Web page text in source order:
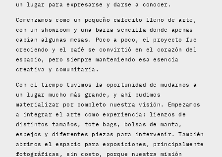
un lugar para expresarse y darse a conocer.
Comenzamos como un pequeño cafecito lleno de arte,
con un showroom y una barra sencilla donde apenas
cabían algunas mesas. Poco a poco, el proyecto fue
creciendo y el café se convirtió en el corazón del
espacio, pero siempre manteniendo esa esencia
creativa y comunitaria.
Con el tiempo tuvimos la oportunidad de mudarnos a
un lugar mucho más grande, y ahí pudimos
materializar por completo nuestra visión. Empezamos
a integrar el arte como experiencia: lienzos de
distintos tamaños, tote bags, bolsas de manta,
espejos y diferentes piezas para intervenir. También
abrimos el espacio para exposiciones, principalmente
fotográficas, sin costo, porque nuestra misión